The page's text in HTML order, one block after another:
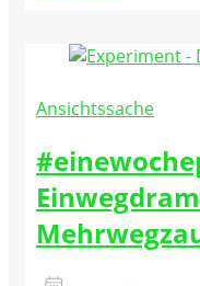
Ansichtssache